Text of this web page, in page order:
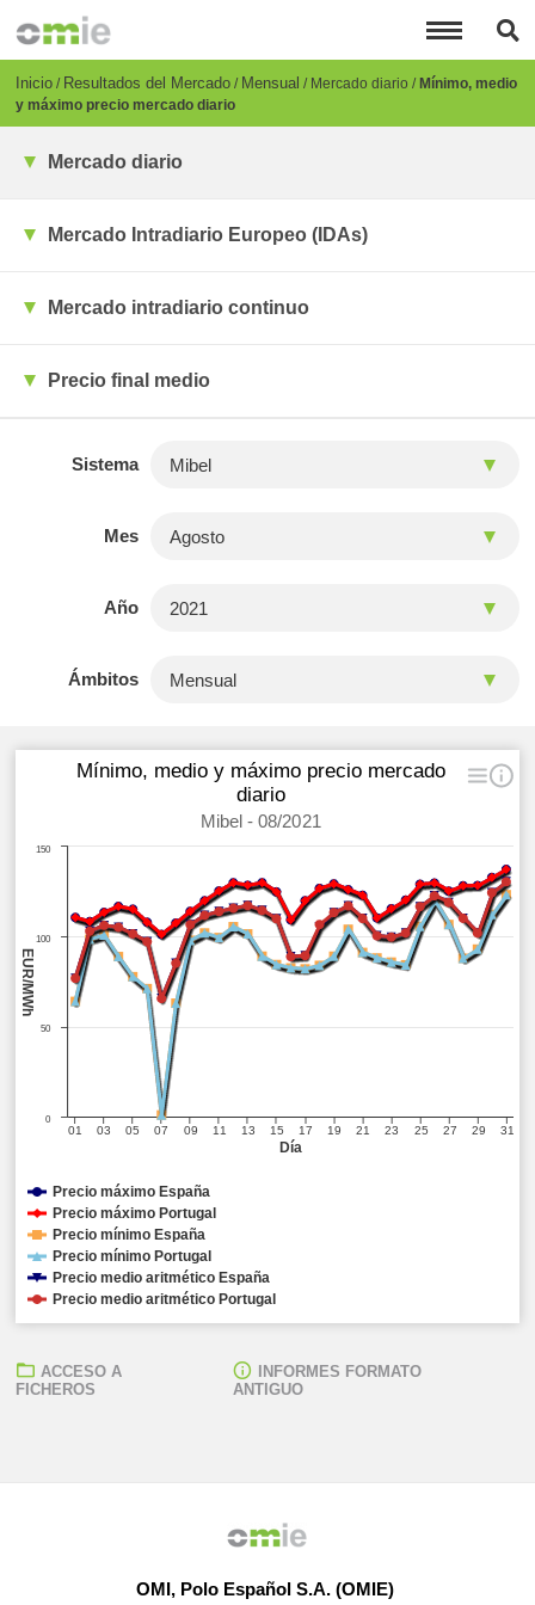
principal
Breadcrumb
Inicio Resultados del Mercado Mensual Mercado diario Mínimo, medio
y máximo precio mercado diario
Mercado diario
Mercado Intradiario Europeo (IDAs)
Mercado intradiario continuo
Precio final medio
Sistema
Mes
Año
Ámbitos
Día
EUR/MWh
Mínimo, medio y máximo precio mercado
diario
Mibel - 08/2021
01 03 05 07 09 11 13 15 17 19 21 23 25 27 29 31
0
50
100
150
Precio máximo España
Precio máximo Portugal
Precio mínimo España
Precio mínimo Portugal
Precio medio aritmético España
Precio medio aritmético Portugal
ACCESO A
FICHEROS
INFORMES FORMATO
ANTIGUO
OMI, Polo Español S.A. (OMIE)